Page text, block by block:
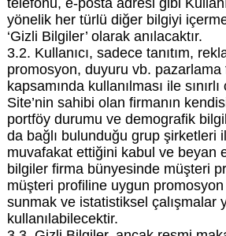
yönelik her türlü diğer bilgiyi
‘Gizli Bilgiler’ olarak anılacaktır.
3.2. Kullanıcı, sadece tanıtım,
promosyon, duyuru vb. pazarlama
kapsamında kullanılması ile
Site’nin sahibi olan firmanın
portföy durumu ve demografik
da bağlı bulunduğu grup şirketleri
muvafakat ettiğini kabul ve beyan
bilgiler firma bünyesinde müşteri
müşteri profiline uygun
sunmak ve istatistiksel çalışmalar
kullanılabilecektir.